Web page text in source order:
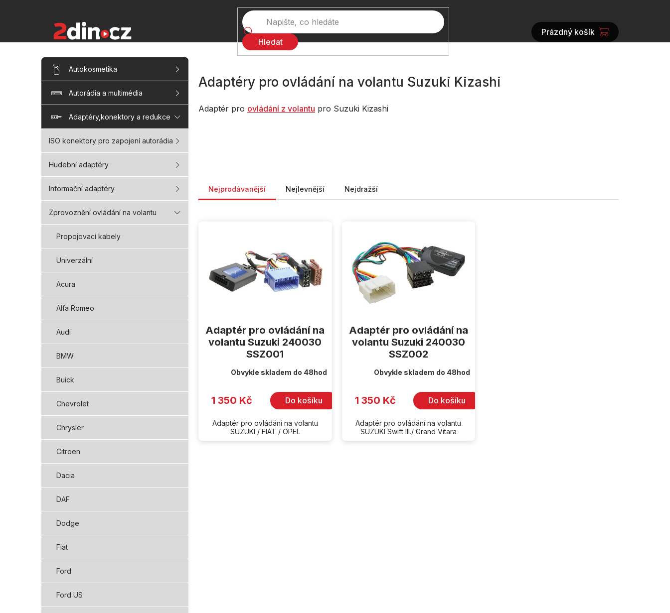
Hledat
NÁKUPNÍ
Prázdný košík
P
s
r
n
í
l
Přeskočit
kategorieAutokosmetika
Autorádia a multimédia
Adaptéry,konektory a redukce
ISO konektory pro zapojení autorádia
Hudební adaptéry
Informační adaptéry
Zprovoznění ovládání na volantu
Propojovací kabely
Univerzální
Acura
Alfa Romeo
Audi
BMW
Buick
Chevrolet
Chrysler
Citroen
Dacia
DAF
Dodge
Fiat
Ford
Ford US
Adaptéry pro ovládání na volantu Suzuki Kizashi
Adaptér pro ovládání z volantu pro Suzuki Kizashi
Nejprodávanější Nejlevnější Nejdražší
Adaptér pro ovládání na
volantu Suzuki 240030
SSZ001
Obvykle skladem do 48hod
1 350 Kč Do košíku
Adaptér pro ovládání na volantu
SUZUKI / FIAT / OPEL
Adaptér pro ovládání na
volantu Suzuki 240030
SSZ002
Obvykle skladem do 48hod
1 350 Kč Do košíku
Adaptér pro ovládání na volantu
SUZUKI Swift III./ Grand Vitara